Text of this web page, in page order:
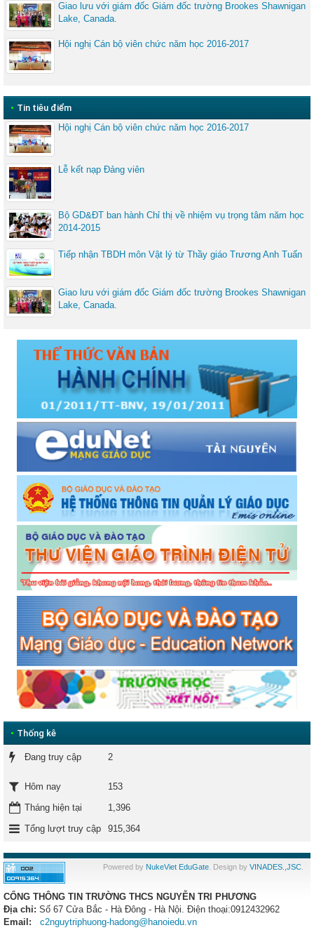
Giao lưu với giám đốc Giám đốc trường Brookes Shawnigan
Lake, Canada.
Hội nghị Cán bộ viên chức năm học 2016-2017
• Tin tiêu điểm
Hội nghị Cán bộ viên chức năm học 2016-2017
Lễ kết nạp Đảng viên
Bộ GD&ĐT ban hành Chỉ thị về nhiệm vụ trọng tâm năm học
2014-2015
Tiếp nhận TBDH môn Vật lý từ Thầy giáo Trương Anh Tuấn
Giao lưu với giám đốc Giám đốc trường Brookes Shawnigan
Lake, Canada.
• Thống kê
Đang truy cập 2
Hôm nay
153
Tháng hiện tại
1,396
Tổng lượt truy cập
915,364
Powered by NukeViet EduGate. Design by VINADES.,JSC.
CỔNG THÔNG TIN TRƯỜNG THCS NGUYỄN TRI PHƯƠNG
Địa chỉ: Số 67 Cửa Bắc - Hà Đông - Hà Nội. Điện thoại:0912432962
Email:
c2nguytriphuong-hadong@hanoiedu.vn